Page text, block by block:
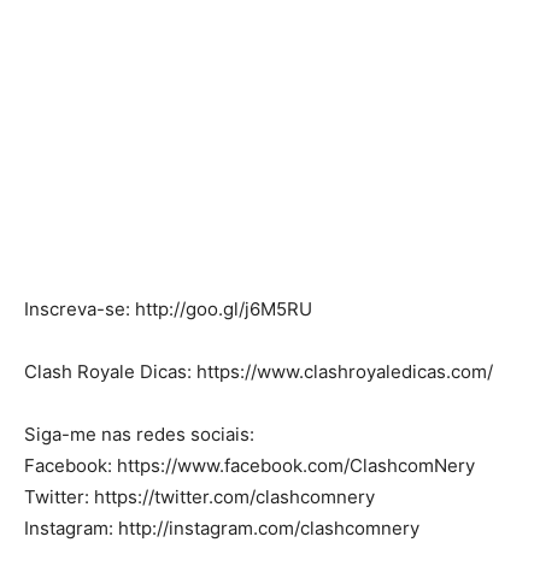
Inscreva-se: http://goo.gl/j6M5RU
Clash Royale Dicas: https://www.clashroyaledicas.com/
Siga-me nas redes sociais:
Facebook: https://www.facebook.com/ClashcomNery
Twitter: https://twitter.com/clashcomnery
Instagram: http://instagram.com/clashcomnery